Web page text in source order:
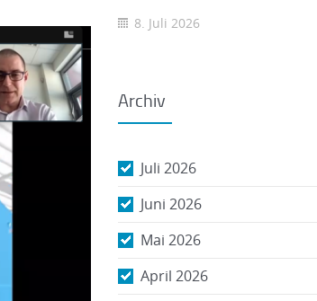
8. Juli 2026
Archiv
Juli 2026
Juni 2026
Mai 2026
April 2026